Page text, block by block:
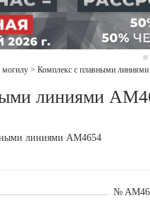
могилу > Комплекс с плавными
линиями
№